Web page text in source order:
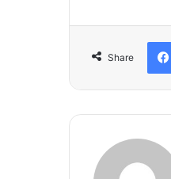
Share